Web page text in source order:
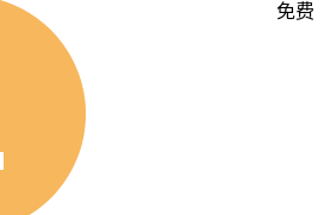
免费